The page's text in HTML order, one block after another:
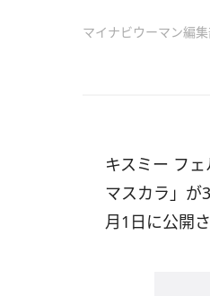
マイナビウーマン編
キスミー フ
マスカラ」が
月1日に公開